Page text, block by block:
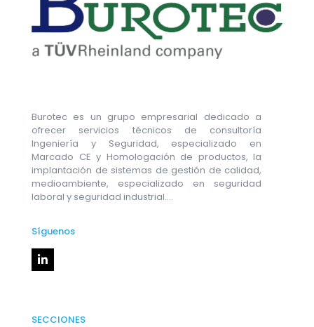
Burotec es un grupo empresarial dedicado a
ofrecer servicios técnicos de consultoría
Ingeniería y Seguridad, especializado en
Marcado CE y Homologación de productos, la
implantación de sistemas de gestión de calidad,
medioambiente, especializado en seguridad
laboral y seguridad industrial....
Síguenos
SECCIONES